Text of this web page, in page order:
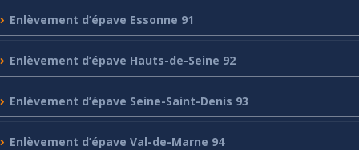
Enlèvement d’épave Essonne 91
Enlèvement d’épave Hauts-de-Seine 92
Enlèvement d’épave Seine-Saint-Denis 93
Enlèvement d’épave Val-de-Marne 94